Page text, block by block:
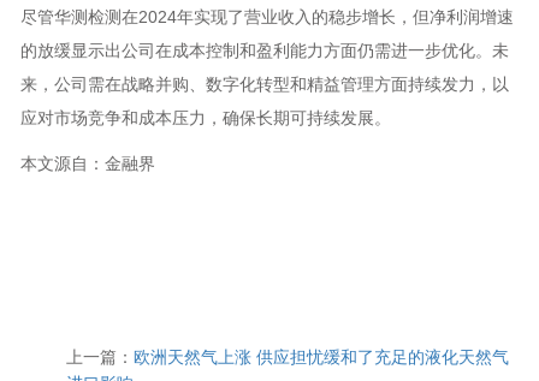
尽管华测检测在2024年实现了营业收入的稳步增长，但净利润增速
的放缓显示出公司在成本控制和盈利能力方面仍需进一步优化。未
来，公司需在战略并购、数字化转型和精益管理方面持续发力，以
应对市场竞争和成本压力，确保长期可持续发展。
本文源自：金融界
上一篇： 欧洲天然气上涨 供应担忧缓和了充足的液化天然气